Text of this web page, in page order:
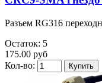
Разъем RG316
Остаток: 5
175.00 руб
Кол-во: